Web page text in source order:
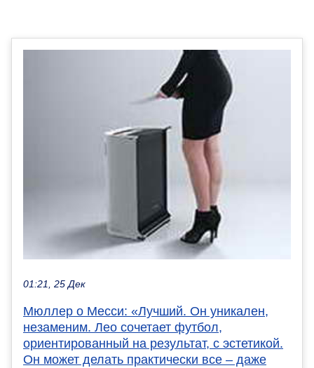
01:21, 25 Дек
Мюллер о Месси: «Лучший. Он уникален,
незаменим. Лео сочетает футбол,
ориентированный на результат, с эстетикой.
Он может делать практически все – даже